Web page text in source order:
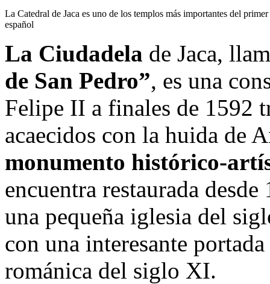
La Catedral de Jaca es uno de los templos más importantes del
español
La Ciudadela de Jaca,
de San Pedro”, es una
Felipe II a finales de 1592
acaecidos con la huida de
monumento histórico-
encuentra restaurada
una pequeña iglesia del
con una interesante
románica del siglo XI.